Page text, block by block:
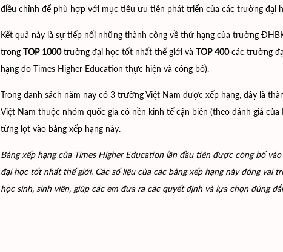
điều chỉnh để phù hợp với mục tiêu ưu tiên phát triển của các trường đại
Kết quả này là sự tiếp nối những thành công về thứ hạng của trường
trong TOP 1000trường đại học tốt nhất thế giới và TOP 400các trường
hạng do Times Higher Education thực hiện và công bố).
Trong danh sách năm nay có 3 trường Việt Nam được xếp hạng, đây là
Việt Nam thuộc nhóm quốc gia có nền kinh tế cận biên (theo đánh giá
từng lọt vào bảng xếp hạng này.
Bảng xếp hạng của Times Higher Education lần đầu tiên được công bố
đại học tốt nhất thế giới. Các số liệu của các bảng xếp hạng này đóng
học sinh, sinh viên, giúp các em đưa ra các quyết định và lựa chọn đúng